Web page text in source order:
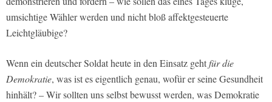
umsichtige Wähler werden und nicht bloß affektgesteuerte
Leichtgläubige?
Wenn ein deutscher Soldat heute in den Einsatz gehtfür die
Demokratie, was ist es eigentlich genau, wofür er seine Gesundheit
hinhält? – Wir sollten uns selbst bewusst werden, was Demokratie